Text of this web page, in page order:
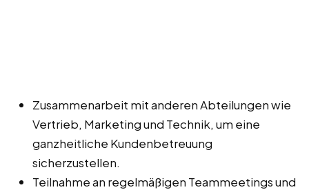
Zusammenarbeit mit anderen Abteilungen wie
Vertrieb, Marketing und Technik, um eine
ganzheitliche Kundenbetreuung
sicherzustellen.
Teilnahme an regelmäßigen Teammeetings und